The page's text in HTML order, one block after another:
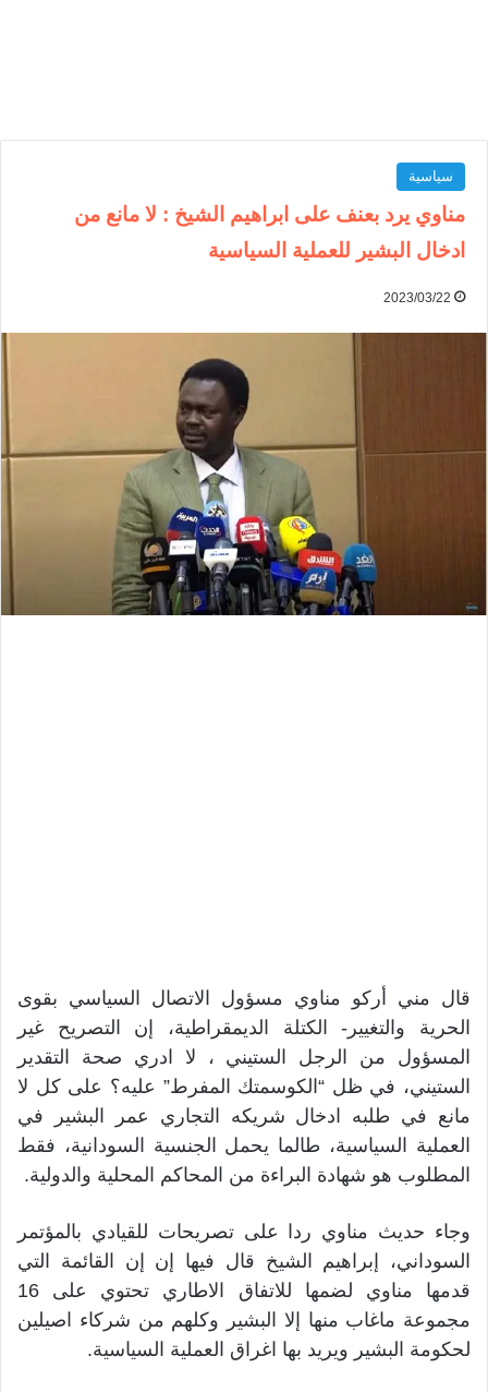
سياسية
مناوي يرد بعنف على ابراهيم الشيخ : لا مانع من
ادخال البشير للعملية السياسية
2023/03/22
قال مني أركو مناوي مسؤول الاتصال السياسي بقوى
الحرية والتغيير- الكتلة الديمقراطية، إن التصريح غير
المسؤول من الرجل الستيني ، لا ادري صحة التقدير
الستيني، في ظل “الكوسمتك المفرط” عليه؟ على كل لا
مانع في طلبه ادخال شريكه التجاري عمر البشير في
العملية السياسية، طالما يحمل الجنسية السودانية، فقط
المطلوب هو شهادة البراءة من المحاكم المحلية والدولية.
وجاء حديث مناوي ردا على تصريحات للقيادي بالمؤتمر
السوداني، إبراهيم الشيخ قال فيها إن إن القائمة التي
قدمها مناوي لضمها للاتفاق الاطاري تحتوي على 16
مجموعة ماغاب منها إلا البشير وكلهم من شركاء اصيلين
لحكومة البشير ويريد بها اغراق العملية السياسية.